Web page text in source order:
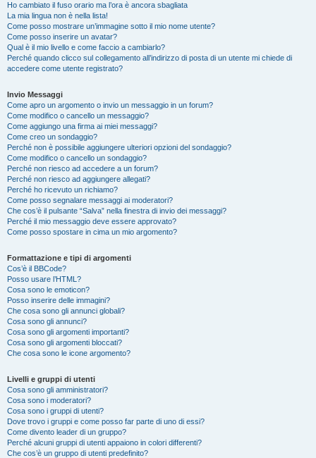
Ho cambiato il fuso orario ma l’ora è ancora sbagliata
La mia lingua non è nella lista!
Come posso mostrare un’immagine sotto il mio nome utente?
Come posso inserire un avatar?
Qual è il mio livello e come faccio a cambiarlo?
Perché quando clicco sul collegamento all’indirizzo di posta di un utente mi chiede di
accedere come utente registrato?
Invio Messaggi
Come apro un argomento o invio un messaggio in un forum?
Come modifico o cancello un messaggio?
Come aggiungo una firma ai miei messaggi?
Come creo un sondaggio?
Perché non è possibile aggiungere ulteriori opzioni del sondaggio?
Come modifico o cancello un sondaggio?
Perché non riesco ad accedere a un forum?
Perché non riesco ad aggiungere allegati?
Perché ho ricevuto un richiamo?
Come posso segnalare messaggi ai moderatori?
Che cos’è il pulsante “Salva” nella finestra di invio dei messaggi?
Perché il mio messaggio deve essere approvato?
Come posso spostare in cima un mio argomento?
Formattazione e tipi di argomenti
Cos’è il BBCode?
Posso usare l’HTML?
Cosa sono le emoticon?
Posso inserire delle immagini?
Che cosa sono gli annunci globali?
Cosa sono gli annunci?
Cosa sono gli argomenti importanti?
Cosa sono gli argomenti bloccati?
Che cosa sono le icone argomento?
Livelli e gruppi di utenti
Cosa sono gli amministratori?
Cosa sono i moderatori?
Cosa sono i gruppi di utenti?
Dove trovo i gruppi e come posso far parte di uno di essi?
Come divento leader di un gruppo?
Perché alcuni gruppi di utenti appaiono in colori differenti?
Che cos’è un gruppo di utenti predefinito?